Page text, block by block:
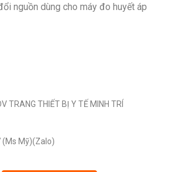
nguồn dùng cho máy đo huyết áp
TRANG THIẾT BỊ Y TẾ MINH TRÍ
(Ms Mỹ)(Zalo)